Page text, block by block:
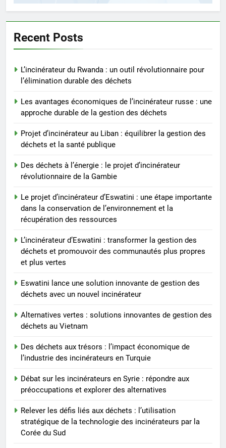
L’incinérateur du Rwanda : un
Les avantages économiques de
l’incinérateur russe : une
approche durable de la gestion
des déchets
AIO
Projet d’incinérateur au Liban :
déchets et la santé publique
AIO
4
Des déchets à l’énergie : le
projet d’incinérateur
5
d’Eswatini : une étape
importante dans la conservation
de l’environnement et la
récupération des ressources
6
transformer la gestion des
déchets et promouvoir des
communautés plus propres et
plus vertes
7
Eswatini lance une solution
innovante de gestion des
Recent Posts
L’incinérateur du Rwanda : un outil révolutionnaire pour
l’élimination durable des déchets
Les avantages économiques de l’incinérateur russe : une
approche durable de la gestion des déchets
Projet d’incinérateur au Liban : équilibrer la gestion des
déchets et la santé publique
Des déchets à l’énergie : le projet d’incinérateur
révolutionnaire de la Gambie
Le projet d’incinérateur d’Eswatini : une étape importante
dans la conservation de l’environnement et la
récupération des ressources
L’incinérateur d’Eswatini : transformer la gestion des
déchets et promouvoir des communautés plus propres
et plus vertes
Eswatini lance une solution innovante de gestion des
déchets avec un nouvel incinérateur
Alternatives vertes : solutions innovantes de gestion des
déchets au Vietnam
Des déchets aux trésors : l’impact économique de
l’industrie des incinérateurs en Turquie
Débat sur les incinérateurs en Syrie : répondre aux
préoccupations et explorer des alternatives
Relever les défis liés aux déchets : l’utilisation
stratégique de la technologie des incinérateurs par la
Corée du Sud